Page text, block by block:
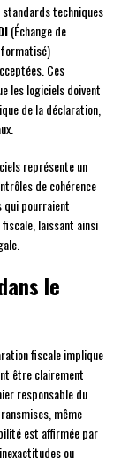
techniques
(Échange de
Ces
les logiciels doivent
de la déclaration,
représente un
de cohérence
qui pourraient
laissant ainsi
le
fiscale implique
être clairement
responsable du
même
est affirmée par
ou